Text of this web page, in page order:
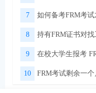
7 如何备考FRM考
8 持有FRM证书对
9 在校大学生报考
10 FRM考试剩余一